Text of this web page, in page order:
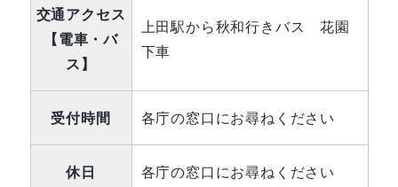
交通アクセス
【電車・バ
ス】
上田駅から秋和行きバス 花園
下車
受付時間 各庁の窓口にお尋ねください
休日 各庁の窓口にお尋ねください